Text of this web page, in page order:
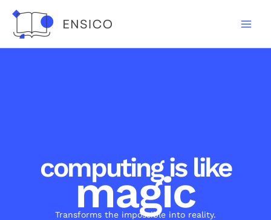
content
computing is like
magic
Transforms the impossible into reality.